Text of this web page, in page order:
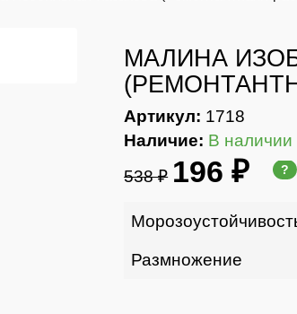
МАЛИНА
Артикул: 1718
Наличие: В наличии
538 ₽ 196 ₽ ?
Размножение